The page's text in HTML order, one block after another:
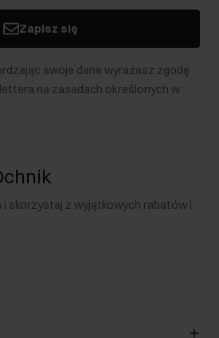
Zapisz się
swoje dane wyrażasz zgodę
na zasadach określonych w
i skorzystaj z wyjątkowych rabatów i